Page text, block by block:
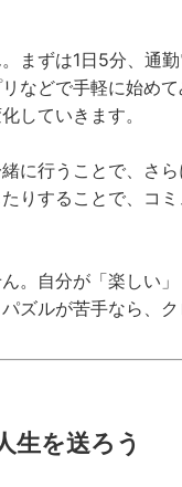
まずは1日5分、通
などで手軽に始め
していきます。
に行うことで、さ
りすることで、コ
。自分が「楽しい
ズルが苦手なら、
生を送ろう